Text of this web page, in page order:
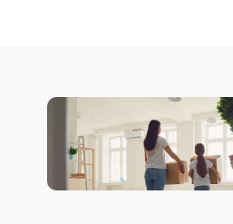
Privatumzug
Leonding